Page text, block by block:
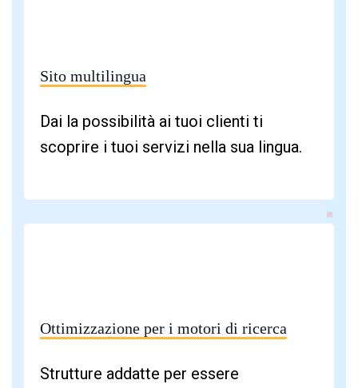
Sito multilingua
Dai la possibilità ai tuoi clienti ti
scoprire i tuoi servizi nella sua lingua.
Ottimizzazione per i motori di ricerca
Strutture addatte per essere